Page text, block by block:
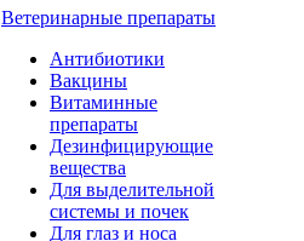
Ветеринарные препараты
Антибиотики
Вакцины
Витаминные
препараты
Дезинфицирующие
вещества
Для выделительной
системы и почек
Для глаз и носа